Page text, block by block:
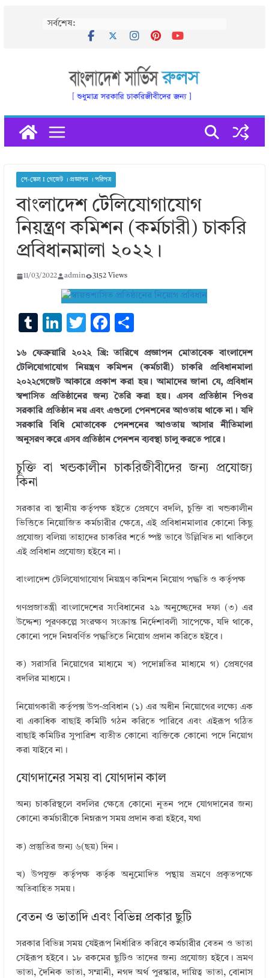
সর্বশেষ:
পে-স্কেল I গেজেট । প্রজ্ঞাপন । পরিপত্র
বাংলাদেশ টেলিযোগাযোগ
নিয়ন্ত্রণ কমিশন (কর্মচারী) চাকরি
প্রবিধানমালা ২০২২।
11/03/2022 admin 3152 Views
T
m
bl
r
Li
k
e
dI
n
T
it
te
r
F
e
b
o
o
k
ar
e
১৬ ফেব্রুয়ারি ২০২২ খ্রি: তারিখে প্রজ্ঞাপন মোতাবেক বাংলাদেশ
টেলিযোগাযোগ নিয়ন্ত্রণ কমিশন (কর্মচারী) চাকরি প্রবিধানমালা
২০২২গেজেট আকারে প্রকাশ করা হয়। আমাদের জানা যে, প্রবিধান
স্বশাসিত প্রতিষ্ঠানের জন্য তৈরি করা হয়। এসব প্রতিষ্ঠান পিওর
সরকারি প্রতিষ্ঠান নয় এবং এগুলো পেনশনের আওতায় থাকে না। যদি
সরকারি বিধি মোতাবেক পেনশনের আওতায় আসার নীতিমালা
অনুসরণ করে এসব প্রতিষ্ঠান পেনশন ব্যবস্থা চালু করতে পারে।
চুক্তি বা খন্ডকালীন চাকরিজীবীদের জন্য প্রযোজ্য
কিনা
সরকার বা স্থানীয় কর্তৃপক্ষ হইতে প্রেষণে বদলি, চুক্তি বা খন্ডকালীন
ভিত্তিতে নিয়োজিত কর্মচারীর ক্ষেত্রে, এই প্রবিধানমালার কোনো কিছু
প্রযোজ্য বলিয়া তাহাদের চাকরির শর্তে ষ্পষ্ট ভাবে উল্লিখিত না থাকিলে
এই প্রবিধান প্রযোজ্য হইবে না।
বাংলাদেশ টেলিযোগাযোগ নিয়ন্ত্রণ কমিশন নিয়োগ পদ্ধতি ও কর্তৃপক্ষ
গণপ্রজাতন্ত্রী বাংলাদেশের সংবিধানের ২৯ অনুচ্ছেদের দফা (৩) এর
উদ্দেশ্য পূরণকল্পে সংরক্ষণ সংক্রান্ত নির্দেশাবলী সাপেক্ষে, যদি থাকে,
কোনো পদে নিম্নবর্ণিত পদ্ধতিতে নিয়োগ প্রদান করিতে হইবে।
ক) সরাসরি নিয়োগের মাধ্যমে খ) পদোন্নতির মাধ্যমে গ) প্রেষণের
বদলির মাধ্যমে।
নিয়োগকারী কর্তৃপক্স উপ-প্রবিধান (১) এর অধীন নিয়োগের লক্ষ্যে এক
বা একাধিক বাছাই কমিটি গঠন করিতে পারিবে এবং এইরূপ গঠিত
বাছাই কমিটির সুপারিশ ব্যতীত কোনো ব্যক্তিকে কোনো পদে নিয়োগ
করা যাইবে না।
যোগদানের সময় বা যোগদান কাল
অন্য চাকরিস্থলে বদলির ক্ষেত্রে কোনো নূতন পদে যোগদানের জন্য
কোনো কর্মচারীকে নিম্নরূপ সময় প্রদান করা হইবে, যথা
ক) প্রস্তুতির জন্য ৬(ছয়) দিন।
খ) উপযুক্ত কর্তৃপক্ষ কর্তৃক অনুমোদিত পন্থায় ভ্রমণে প্রকৃতপক্ষে
অতিবাহিত সময়।
বেতন ও ভাতাদি এবং বিভিন্ন প্রকার ছুটি
সরকার বিভিন্ন সময় যেইরূপ নির্ধারিত করিবে কর্মচারীর বেতন ও ভাতা
সেইরূপ হইবে। ১৮ রকমের ছুটিও তাদের জন্য প্রযোজ্য হইবে। ভ্রমণ
ভাতা, দৈনিক ভাতা, সম্মানী, নগদ অর্থ পুরস্কার, দায়িত্ব ভাতা, বোনাস